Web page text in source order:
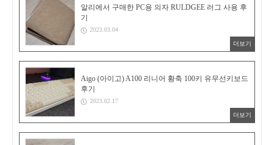
알리에서 구매한 PC용 의자 RULDGEE 러그 사용 후
기
2023.03.04
더보기
Aigo (아이고) A100 리니어 황축 100키 유무선키보드
후기
2023.02.17
더보기